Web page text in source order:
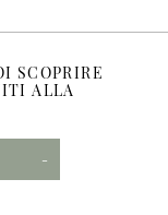
SCOPRIRE
ALLA